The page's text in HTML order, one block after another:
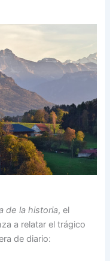
de la historia, el
a relatar el trágico
de diario: